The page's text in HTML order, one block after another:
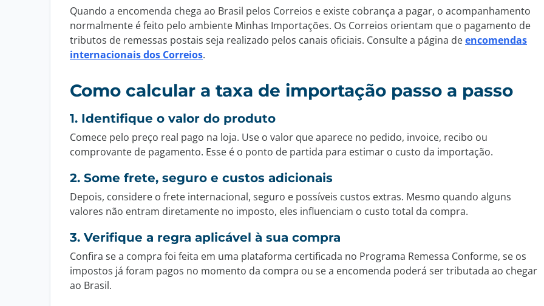
Quando a encomenda chega ao Brasil pelos Correios e existe cobrança a pagar, o acompanhamento
normalmente é feito pelo ambiente Minhas Importações. Os Correios orientam que o pagamento de
tributos de remessas postais seja realizado pelos canais oficiais. Consulte a página deencomendas
internacionais dos Correios.
Como calcular a taxa de importação passo a passo
1. Identifique o valor do produto
Comece pelo preço real pago na loja. Use o valor que aparece no pedido, invoice, recibo ou
comprovante de pagamento. Esse é o ponto de partida para estimar o custo da importação.
2. Some frete, seguro e custos adicionais
Depois, considere o frete internacional, seguro e possíveis custos extras. Mesmo quando alguns
valores não entram diretamente no imposto, eles influenciam o custo total da compra.
3. Verifique a regra aplicável à sua compra
Confira se a compra foi feita em uma plataforma certificada no Programa Remessa Conforme, se os
impostos já foram pagos no momento da compra ou se a encomenda poderá ser tributada ao chegar
ao Brasil.